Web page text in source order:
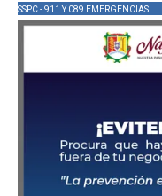
SSPC - 911 Y 089 EMERGENCIAS